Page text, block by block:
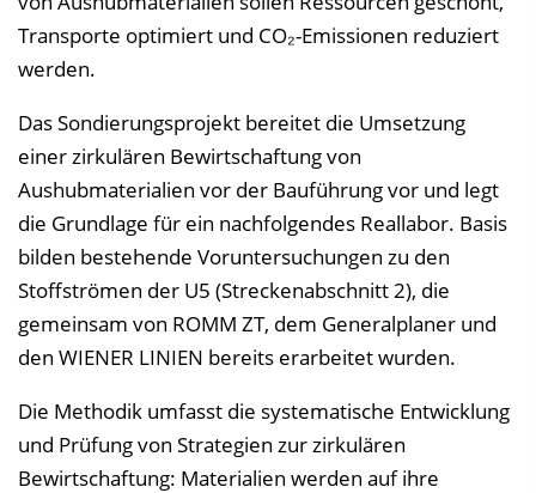
Transporte optimiert und CO₂-Emissionen reduziert
werden.
Das Sondierungsprojekt bereitet die Umsetzung
einer zirkulären Bewirtschaftung von
Aushubmaterialien vor der Bauführung vor und legt
die Grundlage für ein nachfolgendes Reallabor. Basis
bilden bestehende Voruntersuchungen zu den
Stoffströmen der U5 (Streckenabschnitt 2), die
gemeinsam von ROMM ZT, dem Generalplaner und
den WIENER LINIEN bereits erarbeitet wurden.
Die Methodik umfasst die systematische Entwicklung
und Prüfung von Strategien zur zirkulären
Bewirtschaftung: Materialien werden auf ihre